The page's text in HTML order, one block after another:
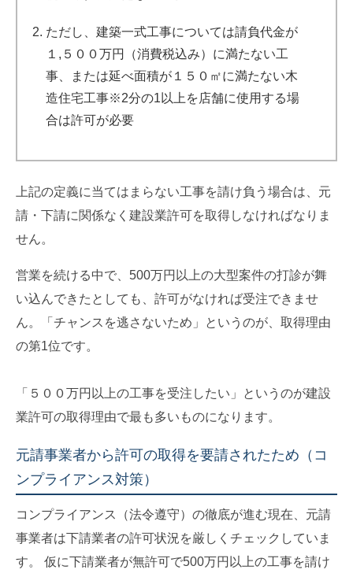
ただし、建築一式工事については請負代金が
１,５００万円（消費税込み）に満たない工
事、または延べ面積が１５０㎡に満たない木
造住宅工事※2分の1以上を店舗に使用する場
合は許可が必要
上記の定義に当てはまらない工事を請け負う場合は、元
請・下請に関係なく建設業許可を取得しなければなりま
せん。
営業を続ける中で、500万円以上の大型案件の打診が舞
い込んできたとしても、許可がなければ受注できませ
ん。「チャンスを逃さないため」というのが、取得理由
の第1位です。
「５００万円以上の工事を受注したい」というのが建設
業許可の取得理由で最も多いものになります。
元請事業者から許可の取得を要請されたため（コ
ンプライアンス対策）
コンプライアンス（法令遵守）の徹底が進む現在、元請
事業者は下請業者の許可状況を厳しくチェックしていま
す。 仮に下請業者が無許可で500万円以上の工事を請け